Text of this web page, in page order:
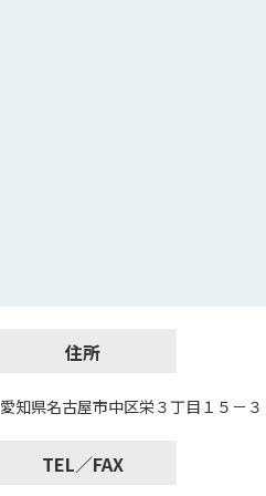
住所
愛知県名古屋市中区栄３丁目１５－
TEL／FAX